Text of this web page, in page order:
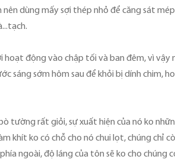
nên dùng mấy sợi thép nhỏ để căng sát
hoạt động vào chập tối và ban đêm, vì
sáng sớm hôm sau để khỏi bị dính chim,
tường rất giỏi, sự xuất hiện của nó ko
khít ko có chỗ cho nó chui lọt, chúng chỉ
ngoài, độ láng của tôn sẽ ko cho chúng